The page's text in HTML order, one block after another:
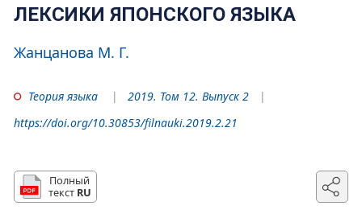
ЛЕКСИКИ ЯПОНСКОГО ЯЗЫКА
Жанцанова М. Г.
Теория языка
2019. Том 12. Выпуск 2
https://doi.org/10.30853/filnauki.2019.2.21
Полный
текст RU